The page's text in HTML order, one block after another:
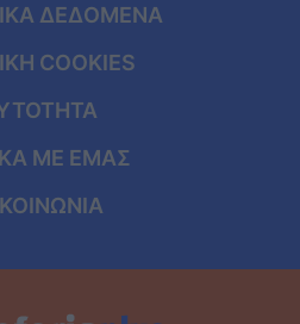
ΔΕΔΟΜΕΝΑ
COOKIES
ΜΕ ΕΜΑΣ